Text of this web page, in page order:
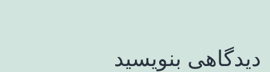
دیدگاهی بنویسید